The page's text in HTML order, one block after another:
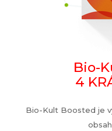
Bio-
4
Bio-Kult Boosted je